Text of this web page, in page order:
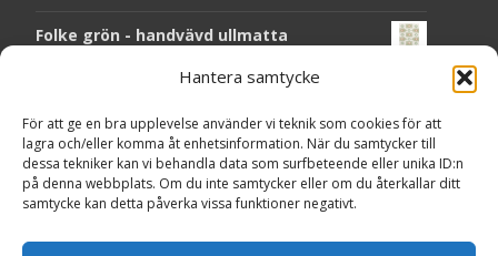
Hantera samtycke
För att ge en bra upplevelse använder vi teknik som cookies för att
lagra och/eller komma åt enhetsinformation. När du samtycker till
dessa tekniker kan vi behandla data som surfbeteende eller unika ID:n
på denna webbplats. Om du inte samtycker eller om du återkallar ditt
samtycke kan detta påverka vissa funktioner negativt.
Folke grön - handvävd ullmatta
28 Views375kr
Solliden rund dark green - handvävd
ullmatta
27 Views790kr